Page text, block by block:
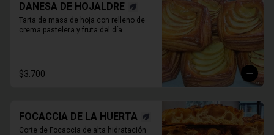
DANESA DE HOJALDRE
Tarta de masa de hoja con relleno de
crema pastelera y fruta del día.
despacho*
** FOTO  REFERENCIAL
$3.700
FOCACCIA DE LA HUERTA
Corte de Focaccia de alta hidratación